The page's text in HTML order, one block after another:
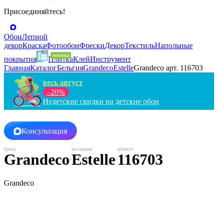
Присоединяйтесь!
ОбоиЛепной
декорКраскаФотообоиФрескиДекорТекстильНапольные
покрытия
ПлиткаКлейИнструмент
ГлавнаяКаталогБельгияGrandecoEstelleGrandeco арт. 116703
весь август
–20%
Недетские скидки на детские обои
Консультация
GrandecoEstelle116703
Grandeco